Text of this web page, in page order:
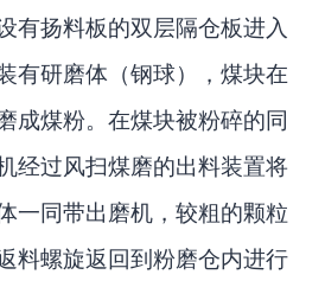
有扬料板的双层隔仓板进入
有研磨体（钢球），煤块在
成煤粉。在煤块被粉碎的同
经过风扫煤磨的出料装置将
一同带出磨机，较粗的颗粒
料螺旋返回到粉磨仓内进行